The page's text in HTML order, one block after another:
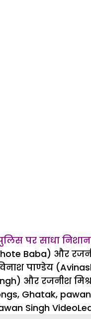
पर साधा
Baba) और
पाण्डेय
और रजनीश
, Ghatak,
Singh Video